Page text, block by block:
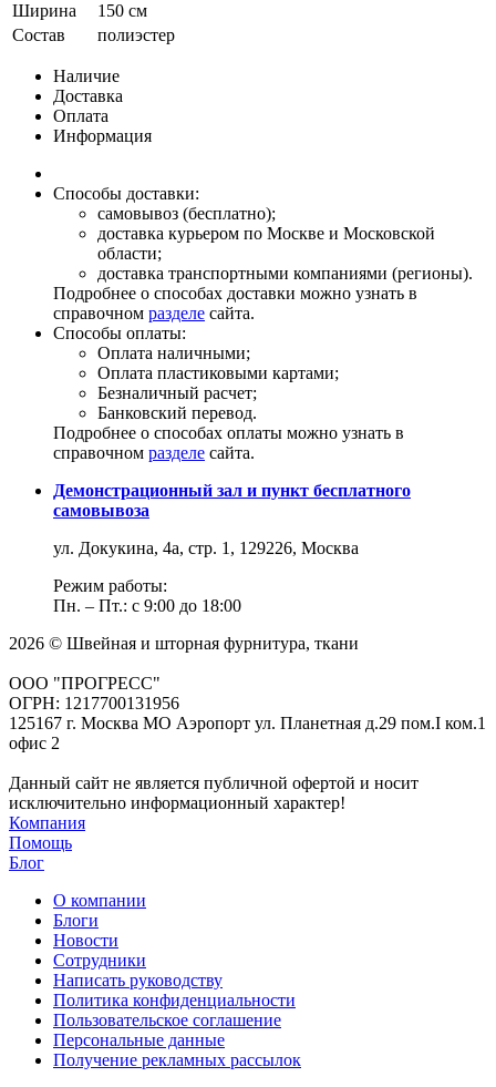
Ширина
150 см
Состав
полиэстер
Наличие
Доставка
Оплата
Информация
Способы доставки:
самовывоз (бесплатно);
доставка курьером по Москве и Московской
области;
доставка транспортными компаниями (регионы).
Подробнее о способах доставки можно узнать в
справочном разделе сайта.
Способы оплаты:
Оплата наличными;
Оплата пластиковыми картами;
Безналичный расчет;
Банковский перевод.
Подробнее о способах оплаты можно узнать в
справочном разделе сайта.
Демонстрационный зал и пункт бесплатного
самовывоза
ул. Докукина, 4а, стр. 1, 129226, Москва
Режим работы:
Пн. – Пт.: с 9:00 до 18:00
2026 © Швейная и шторная фурнитура, ткани
ООО "ПРОГРЕСС"
ОГРН: 1217700131956
125167 г. Москва МО Аэропорт ул. Планетная д.29 пом.I ком.1
офис 2
Данный сайт не является публичной офертой и носит
исключительно информационный характер!
Компания
Помощь
Блог
О компании
Блоги
Новости
Сотрудники
Написать руководству
Политика конфиденциальности
Пользовательское соглашение
Персональные данные
Получение рекламных рассылок